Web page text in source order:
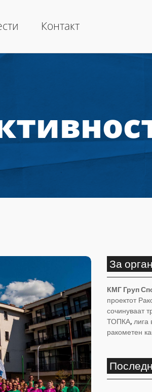
Контакт
За
КМГ Груп
проектот
сочинуваат
ТОПКА,лига
ракометен